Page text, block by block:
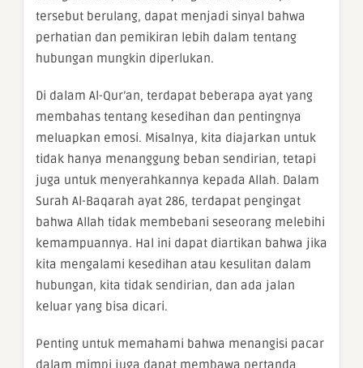
tersebut berulang, dapat menjadi sinyal bahwa
perhatian dan pemikiran lebih dalam tentang
hubungan mungkin diperlukan.
Di dalam Al-Qur’an, terdapat beberapa ayat yang
membahas tentang kesedihan dan pentingnya
meluapkan emosi. Misalnya, kita diajarkan untuk
tidak hanya menanggung beban sendirian, tetapi
juga untuk menyerahkannya kepada Allah. Dalam
Surah Al-Baqarah ayat 286, terdapat pengingat
bahwa Allah tidak membebani seseorang melebihi
kemampuannya. Hal ini dapat diartikan bahwa jika
kita mengalami kesedihan atau kesulitan dalam
hubungan, kita tidak sendirian, dan ada jalan
keluar yang bisa dicari.
Penting untuk memahami bahwa menangisi pacar
dalam mimpi juga dapat membawa pertanda